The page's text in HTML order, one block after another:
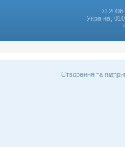
© 2006
Україна,
Створення та